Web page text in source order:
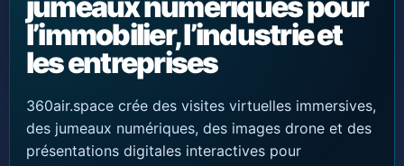
l’immobilier, l’industrie et
les entreprises
360air.space crée des visites virtuelles immersives,
des jumeaux numériques, des images drone et des
présentations digitales interactives pour